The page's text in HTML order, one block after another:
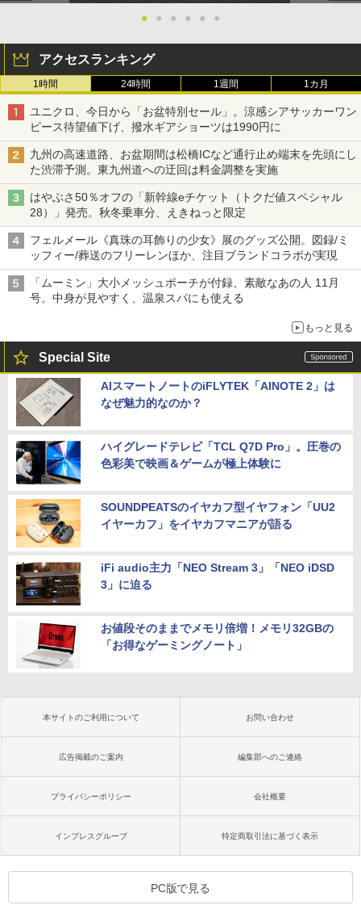
● ● ● ● ● ●
アクセスランキング
1時間 24時間 1週間 1カ月
ユニクロ、今日から「お盆特別セール」。涼感シアサッカーワン
ピース待望値下げ、撥水ギアショーツは1990円に
九州の高速道路、お盆期間は松橋ICなど通行止め端末を先頭にし
た渋滞予測。東九州道への迂回は料金調整を実施
はやぶさ50％オフの「新幹線eチケット（トクだ値スペシャル
28）」発売。秋冬乗車分、えきねっと限定
フェルメール《真珠の耳飾りの少女》展のグッズ公開。図録/ミ
ッフィー/葬送のフリーレンほか、注目ブランドコラボが実現
「ムーミン」大小メッシュポーチが付録、素敵なあの人 11月
号。中身が見やすく、温泉スパにも使える
もっと見る
Special Site
AIスマートノートのiFLYTEK「AINOTE 2」は
なぜ魅力的なのか？
ハイグレードテレビ「TCL Q7D Pro」。圧巻の
色彩美で映画＆ゲームが極上体験に
SOUNDPEATSのイヤカフ型イヤフォン「UU2
イヤーカフ」をイヤカフマニアが語る
iFi audio主力「NEO Stream 3」「NEO iDSD
3」に迫る
お値段そのままでメモリ倍増！メモリ32GBの
「お得なゲーミングノート」
本サイトのご利用について お問い合わせ
広告掲載のご案内 編集部へのご連絡
プライバシーポリシー 会社概要
インプレスグループ 特定商取引法に基づく表示
PC版で見る